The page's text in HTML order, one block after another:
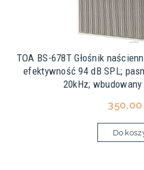
TOA BS-678T Głośnik
efektywność 94 dB SPL;
20kHz; wbudowany
350,00
Do